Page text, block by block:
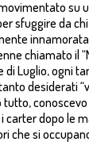
su
sfuggire da
chiamato il
Luglio, ogni
desiderati
tutto,
carter dopo le
che si